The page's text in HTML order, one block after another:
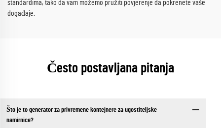
standardima, tako da vam možemo pružiti povjerenje da pokrenete vaše
događaje.
Često postavljana pitanja
Što je to generator za privremene kontejnere za ugostiteljske
namirnice?